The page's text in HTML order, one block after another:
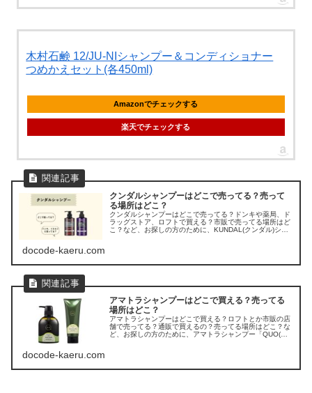
木村石鹸 12/JU-NIシャンプー＆コンディショナー
つめかえセット(各450ml)
Amazonでチェックする
楽天でチェックする
クンダルシャンプーはどこで売ってる？売って
る場所はどこ？
クンダルシャンプーはどこで売ってる？ドンキや薬局、ド
ラッグストア、ロフトで買える？市販で売ってる場所はど
こ？など、お探しの方のために、KUNDAL(クンダル)シャ
docode-kaeru.com
アマトラシャンプーはどこで買える？売ってる
場所はどこ？
アマトラシャンプーはどこで買える？ロフトとか市販の店
舗で売ってる？通販で買えるの？売ってる場所はどこ？な
ど、お探しの方のために、アマトラシャンプー「QUO(ク
docode-kaeru.com